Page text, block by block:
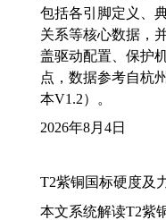
包括各引脚定义、
关系等核心数据，
盖驱动配置、保护
点，数据参考自杭
本V1.2）。
2026年8月4日
T2紫铜国标硬度及
本文系统解读T2紫